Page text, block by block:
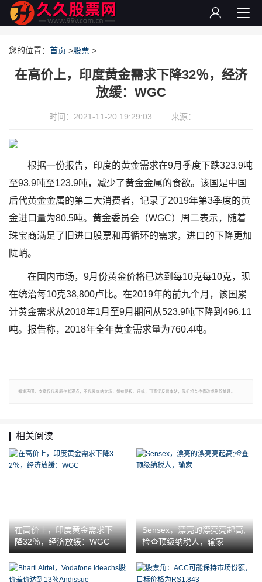
您的位置： 首页 >股票 >
在高价上，印度黄金需求下降32％，经济
放缓：WGC
时间：2021-11-20 19:29:03 来源：
根据一份报告，印度的黄金需求在9月季度下跌323.9吨
至93.9吨至123.9吨，减少了黄金金属的食欲。该国是中国
后代黄金金属的第二大消费者，记录了2019年第3季度的黄
金进口量为80.5吨。黄金委员会（WGC）周二表示，随着
珠宝商满足了旧进口股票和再循环的需求，进口的下降更加
陡峭。
在国内市场，9月份黄金价格已达到每10克每10克，现
在统治每10克38,800卢比。在2019年的前九个月，该国累
计黄金需求从2018年1月至9月期间从523.9吨下降到496.11
吨。报告称，2018年全年黄金需求量为760.4吨。
郑重声明：文章仅代表原作者观点，不代表本站立场；如有侵权、违规，可直接反馈本站，我们将会作修改或删除处理。
相关阅读
在高价上，印度黄金需求下
降32％，经济放缓：WGC
Sensex，漂亮的漂亮亮起高;
检查顶级纳税人，输家